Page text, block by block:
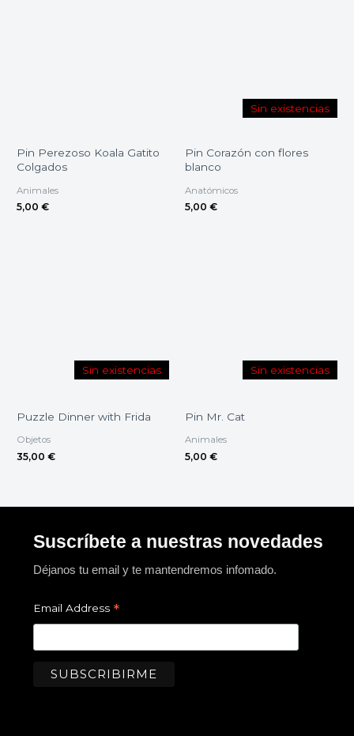
Pin Perezoso Koala Gatito
Colgados
Animales
5,00 €
Sin existencias
Pin Corazón con flores
blanco
Anatómicos
5,00 €
Sin existencias
Puzzle Dinner with Frida
Objetos
35,00 €
Sin existencias
Pin Mr. Cat
Animales
5,00 €
Suscríbete a nuestras novedades
Déjanos tu email y te mantendremos infomado.
Email Address *